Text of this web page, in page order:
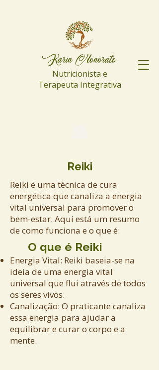
Karin Honorato
Nutricionista e
Terapeuta Integrativa
Reiki
Reiki é uma técnica de cura
energética que canaliza a energia
vital universal para promover o
bem-estar. Aqui está um resumo
de como funciona e o que é:
O que é Reiki
Energia Vital: Reiki baseia-se na
ideia de uma energia vital
universal que flui através de todos
os seres vivos.
Canalização: O praticante canaliza
essa energia para ajudar a
equilibrar e curar o corpo e a
mente.